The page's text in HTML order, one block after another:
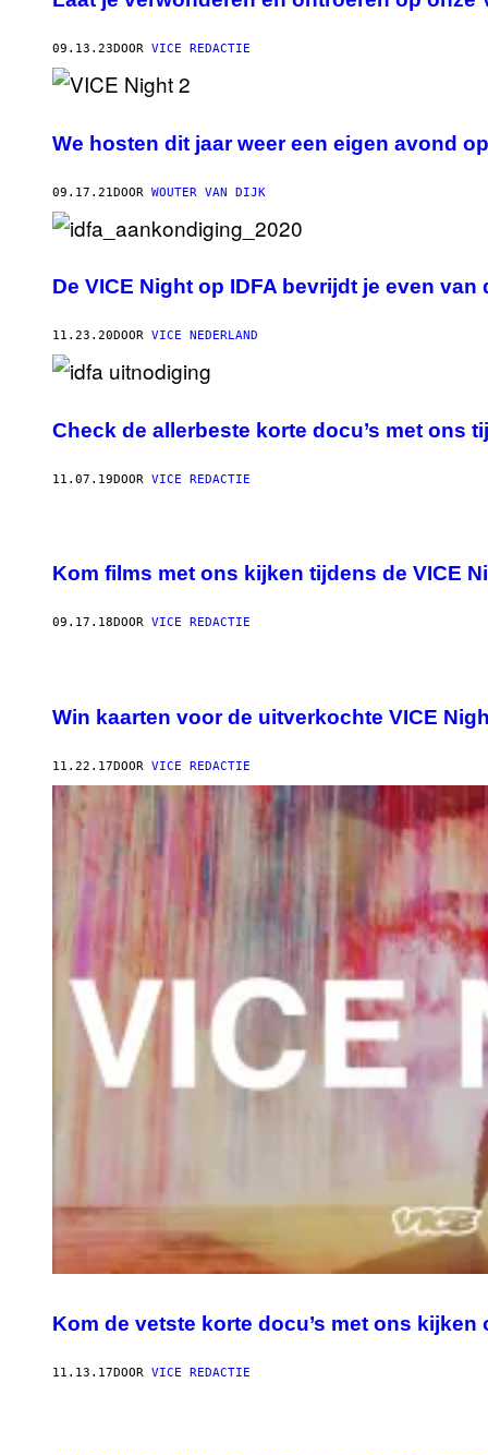
09.13.23DOOR VICE REDACTIE
We hosten dit jaar weer een eigen avond
09.17.21DOOR WOUTER VAN DIJK
De VICE Night op IDFA bevrijdt je even van
11.23.20DOOR VICE NEDERLAND
Check de allerbeste korte docu’s met ons
11.07.19DOOR VICE REDACTIE
Kom films met ons kijken tijdens de VICE
09.17.18DOOR VICE REDACTIE
Win kaarten voor de uitverkochte VICE
11.22.17DOOR VICE REDACTIE
Kom de vetste korte docu’s met ons kijken
11.13.17DOOR VICE REDACTIE